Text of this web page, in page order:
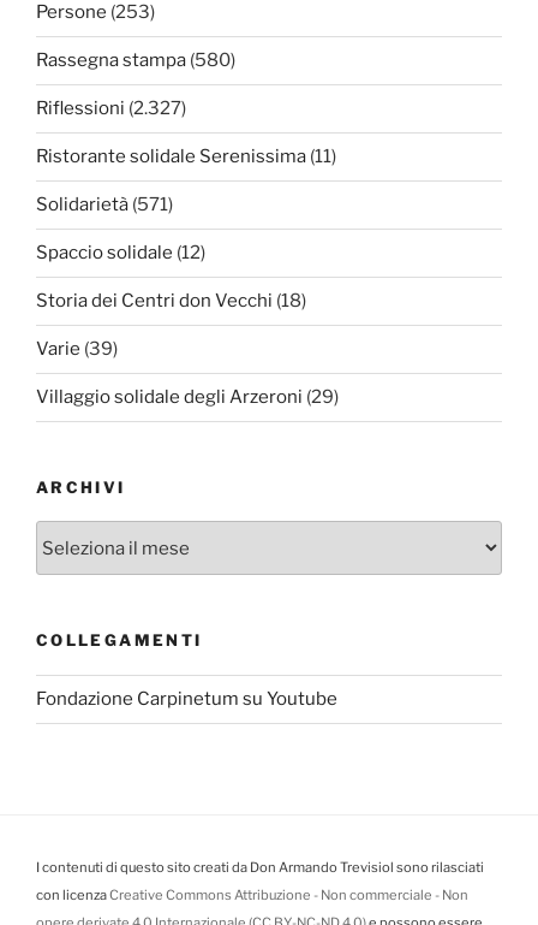
Persone (253)
Rassegna stampa (580)
Riflessioni (2.327)
Ristorante solidale Serenissima (11)
Solidarietà (571)
Spaccio solidale (12)
Storia dei Centri don Vecchi (18)
Varie (39)
Villaggio solidale degli Arzeroni (29)
ARCHIVI
Archivi
COLLEGAMENTI
Fondazione Carpinetum su Youtube
I contenuti di questo sito creati da Don Armando Trevisiol sono rilasciati
con licenzaCreative Commons Attribuzione - Non commerciale - Non